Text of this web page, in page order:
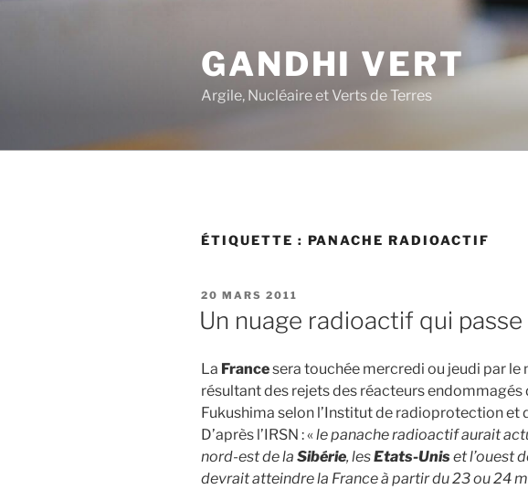
GANDHI VERT
Argile, Nucléaire et Verts de Terres
ÉTIQUETTE : PANACHE RADIOACTIF
PUBLIÉ
LE
20 MARS 2011
Un nuage radioactif qui
La Francesera touchée mercredi ou jeudi par
résultant des rejets des réacteurs endommagés
Fukushima selon l’Institut de radioprotection et
D’après l’IRSN : «le panache radioactif aurait
nord-est de la Sibérie, lesEtats-Unis et l’ouest
devrait atteindre la France à partir du 23 ou 24